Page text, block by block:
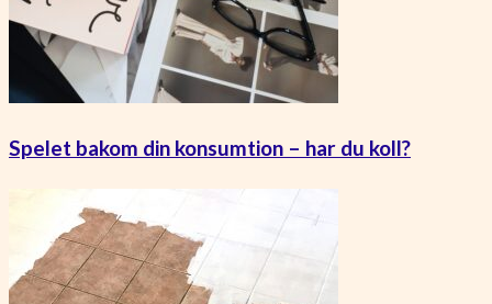
Spelet bakom din konsumtion – har du koll?